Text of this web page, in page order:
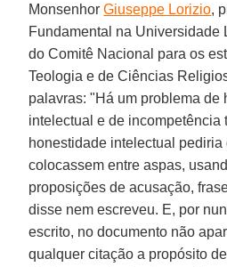
MonsenhorGiuseppe Lorizio,
Fundamental na Universidade
do Comitê Nacional para os
Teologia e de Ciências
palavras: "Há um problema de
intelectual e de incompetência
honestidade intelectual pediria
colocassem entre aspas,
proposições de acusação,
disse nem escreveu. E, por
escrito, no documento não
qualquer citação a propósito